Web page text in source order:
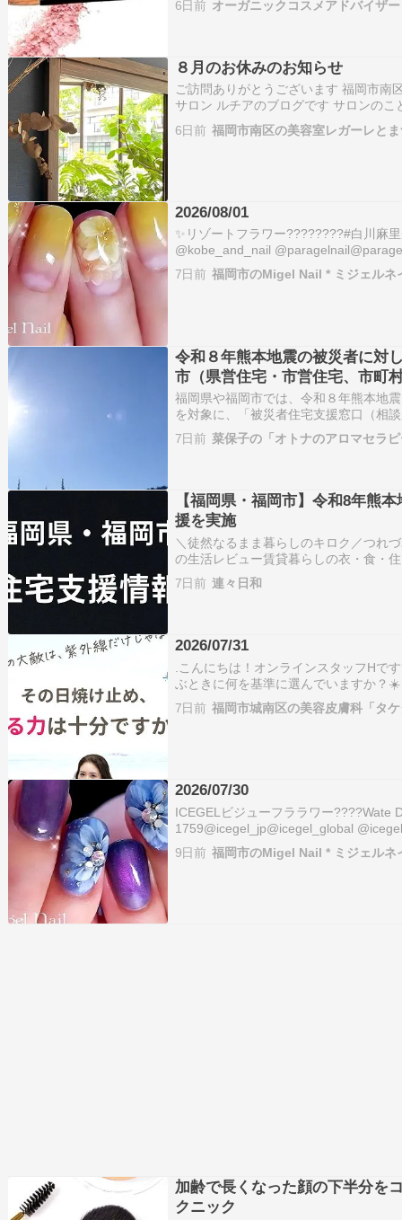
お申込み時…ameblo.jp『パーソナルカ
6日前 オーガニックコスメアドバイザ
８月のお休みのお知らせ
ご訪問ありがとうございます 福岡市南
サロン ルチアのブログです サロンの
出来事などアップしています ホーム
サロンInstagramはこちら@legare.h…
6日前 福岡市南区の美容室レガーレと
2026/08/01
✨️リゾートフラワー????????#白川麻
@kobe_and_nail
ゾート #paragel #フラワーネイル #福
7日前 福岡市のMigel Nail * ミジェルネ
令和８年熊本地震の被災者に対
市（県営住宅・市営住宅、市町
福岡県や福岡市では、令和８年熊本地
を対象に、「被災者住宅支援窓口（相
県 住宅支援https://
shien.html設…
7日前 菜保子の「オトナのアロマセラ
【福岡県・福岡市】令和8年熊
援を実施
＼徒然なるまま暮らしのキロク／つれ
の生活レビュー賃貸暮らしの衣・食・
メ大好き！carsonです心地よい衣食住
ォローしてね。お待ちしてます最近の
7日前 連々日和
2026/07/31
.こんにちは！オンラインスタッフHで
ぶときに何を基準に選んでいますか？
アイテムを選ぶことは大切。だけど、
す????日焼け止めも、毎日使うスキン
7日前 福岡市城南区の美容皮膚科「タ
2026/07/30
ICEGELビジューフララワー????Wate
1759@icegel_jp@icegel_global
**************************#icegel …
9日前 福岡市のMigel Nail * ミジェルネ
加齢で長くなった顔の下半分を
クニック